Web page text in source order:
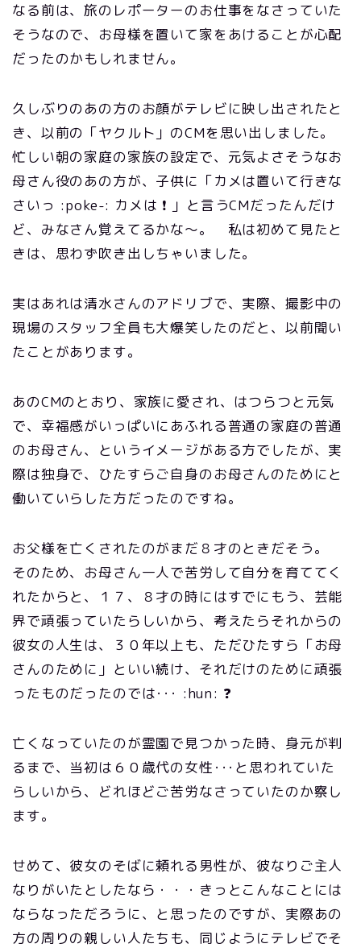
なる前は、旅のレポーターのお仕事をなさっていた
そうなので、お母様を置いて家をあけることが心配
だったのかもしれません。
久しぶりのあの方のお顔がテレビに映し出されたと
き、以前の「ヤクルト」のCMを思い出しました。
忙しい朝の家庭の家族の設定で、元気よさそうなお
母さん役のあの方が、子供に「カメは置いて行きな
さいっ :poke-: カメは ❗ 」と言うCMだったんだけ
ど、みなさん覚えてるかな～。 私は初めて見たと
きは、思わず吹き出しちゃいました。
実はあれは清水さんのアドリブで、実際、撮影中の
現場のスタッフ全員も大爆笑したのだと、以前聞い
たことがあります。
あのCMのとおり、家族に愛され、はつらつと元気
で、幸福感がいっぱいにあふれる普通の家庭の普通
のお母さん、というイメージがある方でしたが、実
際は独身で、ひたすらご自身のお母さんのためにと
働いていらした方だったのですね。
お父様を亡くされたのがまだ８才のときだそう。
そのため、お母さん一人で苦労して自分を育ててく
れたからと、１７、８才の時にはすでにもう、芸能
界で頑張っていたらしいから、考えたらそれからの
彼女の人生は、３０年以上も、ただひたすら「お母
さんのために」といい続け、それだけのために頑張
ったものだったのでは･･･ :hun: ❓
亡くなっていたのが霊園で見つかった時、身元が判
るまで、当初は６０歳代の女性･･･と思われていた
らしいから、どれほどご苦労なさっていたのか察し
ます。
せめて、彼女のそばに頼れる男性が、彼なりご主人
なりがいたとしたなら・・・きっとこんなことには
ならなっただろうに、と思ったのですが、実際あの
方の周りの親しい人たちも、同じようにテレビでそ